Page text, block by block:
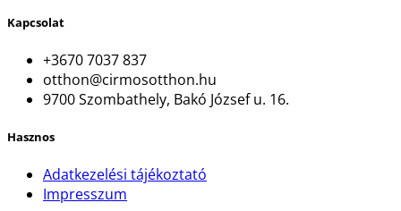
Kapcsolat
+3670 7037 837
otthon@cirmosotthon.hu
9700 Szombathely, Bakó József u. 16.
Hasznos
Adatkezelési tájékoztató
Impresszum